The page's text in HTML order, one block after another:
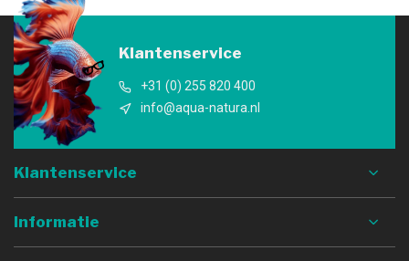
Klantenservice
+31 (0) 255 820 400
info@aqua-natura.nl
Klantenservice
Informatie